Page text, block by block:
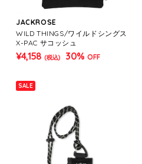
JACKROSE
WILD THINGS/ワイルドシングス
X-PAC サコッシュ
¥4,158 (税込) 30% OFF
SALE